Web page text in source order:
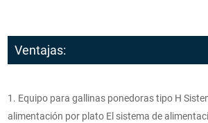
Ventajas:
1. Equipo para gallinas ponedoras tipo H
alimentación por plato El sistema de